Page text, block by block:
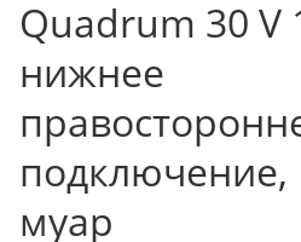
Quadrum 30 V
нижнее
муар